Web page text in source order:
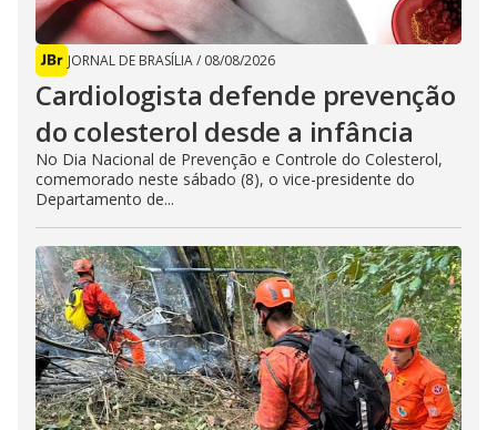
JORNAL DE BRASÍLIA/ 08/08/2026
Cardiologista defende prevenção
do colesterol desde a infância
No Dia Nacional de Prevenção e Controle do Colesterol,
comemorado neste sábado (8), o vice-presidente do
Departamento de...